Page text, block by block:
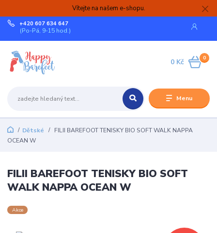
Vítejte na našem e-shopu.
Menu
+420 607 634 647
(Po-Pá, 9-15 hod.)
0
0 Kč
Dětské
FILII BAREFOOT TENISKY BIO SOFT WALK NAPPA
OCEAN W
FILII BAREFOOT TENISKY BIO SOFT
WALK NAPPA OCEAN W
Akce